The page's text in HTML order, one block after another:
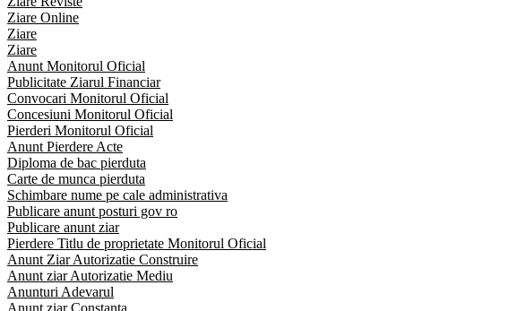
Ziare Online
Ziare
Ziare
Anunt Monitorul Oficial
Publicitate Ziarul Financiar
Convocari Monitorul Oficial
Concesiuni Monitorul Oficial
Pierderi Monitorul Oficial
Anunt Pierdere Acte
Diploma de bac pierduta
Carte de munca pierduta
Schimbare nume pe cale administrativa
Publicare anunt posturi gov ro
Publicare anunt ziar
Pierdere Titlu de proprietate Monitorul Oficial
Anunt Ziar Autorizatie Construire
Anunt ziar Autorizatie Mediu
Anunturi Adevarul
Anunt ziar Constanta